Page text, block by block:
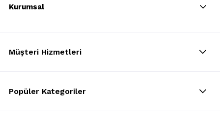
Kurumsal
Müşteri Hizmetleri
Popüler Kategoriler